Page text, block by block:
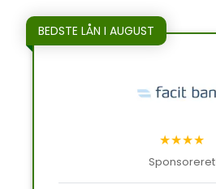
BEDSTE LÅN I AUGUST
★★★★
Sponsoreret